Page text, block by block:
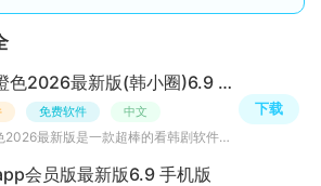
韩剧tv橙色2026最新版(韩小圈)6.9 安卓最新版
免费软件 中文
韩剧tv橙色2026最新版是一款超棒的看韩剧软件，现在已改名为韩小圈，里面有着超多丰富的韩剧资源，全部免费
下载
会员版最新版6.9 手机版